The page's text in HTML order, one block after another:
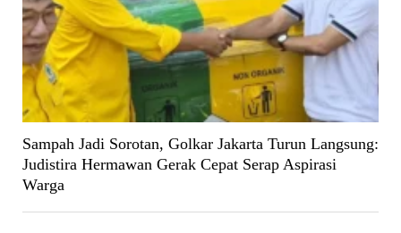
Sampah Jadi Sorotan, Golkar Jakarta Turun Langsung:
Judistira Hermawan Gerak Cepat Serap Aspirasi
Warga